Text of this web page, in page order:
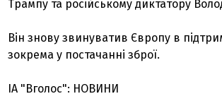
Трампу та російському диктатору
Він знову звинуватив Європу в
зокрема у постачанні зброї.
ІА "Вголос": НОВИНИ